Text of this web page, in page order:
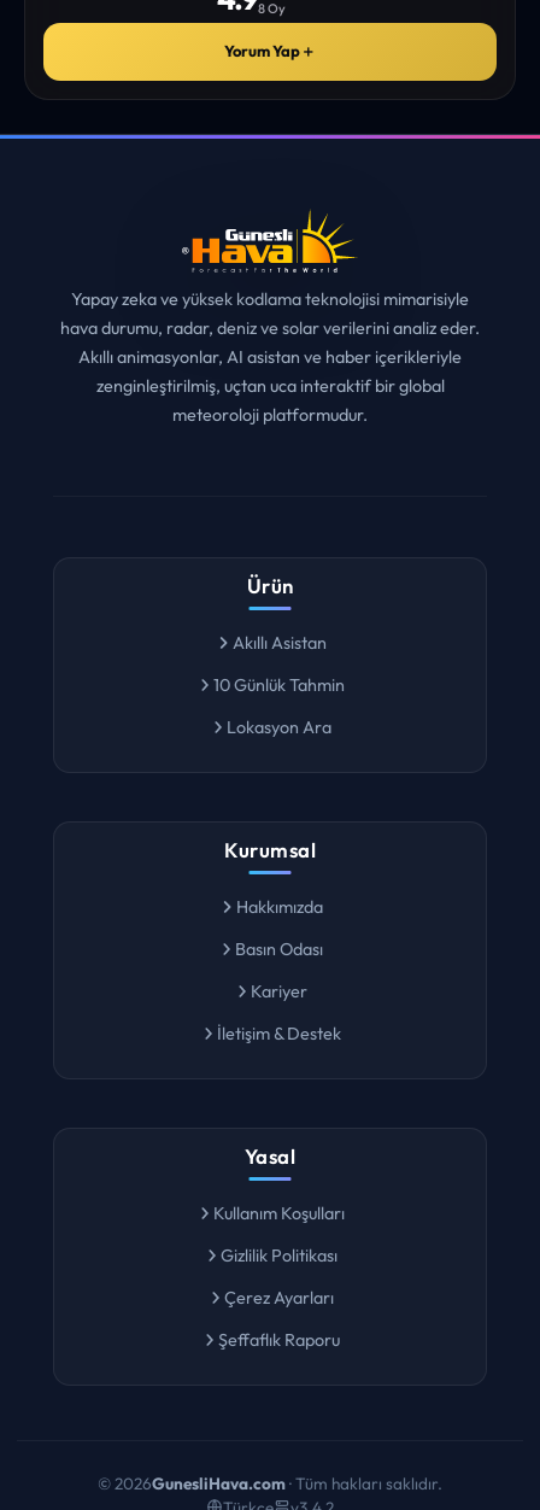
8 Oy
Yorum Yap＋
Yapay zeka ve yüksek kodlama teknolojisi mimarisiyle
hava durumu, radar, deniz ve solar verilerini analiz eder.
Akıllı animasyonlar, AI asistan ve haber içerikleriyle
zenginleştirilmiş, uçtan uca interaktif bir global
meteoroloji platformudur.
Ürün
Akıllı Asistan
10 Günlük Tahmin
Lokasyon Ara
Kurumsal
Hakkımızda
Basın Odası
Kariyer
İletişim & Destek
Yasal
Kullanım Koşulları
Gizlilik Politikası
Çerez Ayarları
Şeffaflık Raporu
© 2026GunesliHava.com· Tüm hakları saklıdır.